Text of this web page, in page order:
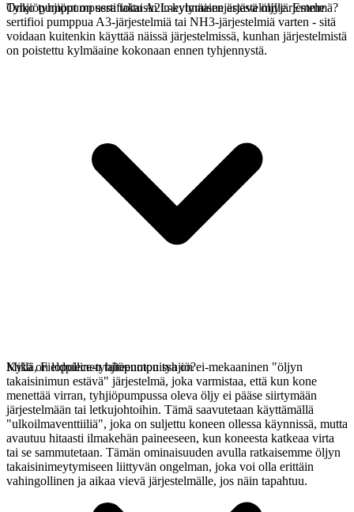
Tyhjiöpumput on sertifioitu A2L-kylmäainejärjestelmille. Emme
sertifioi pumppua A3-järjestelmiä tai NH3-järjestelmiä varten - sitä
voidaan kuitenkin käyttää näissä järjestelmissä, kunhan järjestelmistä
on poistettu kylmäaine kokonaan ennen tyhjennystä.
Onko tyhjiöpumpussa takaisin imeytymisen estävä öljyjärjestelmä?
Kyllä, Fieldpiece-tyhjiöpumpuissa on ei-mekaaninen "öljyn
takaisinimun estävä" järjestelmä, joka varmistaa, että kun kone
menettää virran, tyhjiöpumpussa oleva öljy ei pääse siirtymään
järjestelmään tai letkujohtoihin. Tämä saavutetaan käyttämällä
"ulkoilmaventtiiliä", joka on suljettu koneen ollessa käynnissä, mutta
avautuu hitaasti ilmakehän paineeseen, kun koneesta katkeaa virta
tai se sammutetaan. Tämän ominaisuuden avulla ratkaisemme öljyn
takaisinimeytymiseen liittyvän ongelman, joka voi olla erittäin
vahingollinen ja aikaa vievä järjestelmälle, jos näin tapahtuu.
Mikä on lopullinen talteenoton tyhjiö?